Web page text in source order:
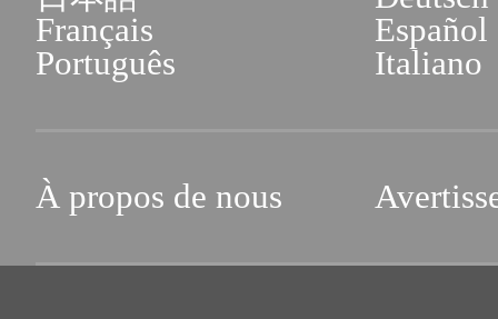
Français
Español
Português
Italiano
À propos de nous